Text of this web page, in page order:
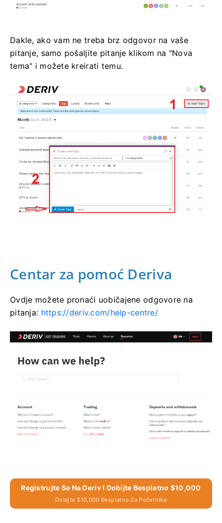
Dakle, ako vam ne treba brz odgovor na vaše
pitanje, samo pošaljite pitanje klikom na "Nova
tema" i možete kreirati temu.
Centar za pomoć Deriva
Ovdje možete pronaći uobičajene odgovore na
pitanja: https://deriv.com/help-centre/
Registrujte Se Na Deriv I Dobijte Besplatno $10,000
Dobijte $10,000 Besplatno Za Početnike